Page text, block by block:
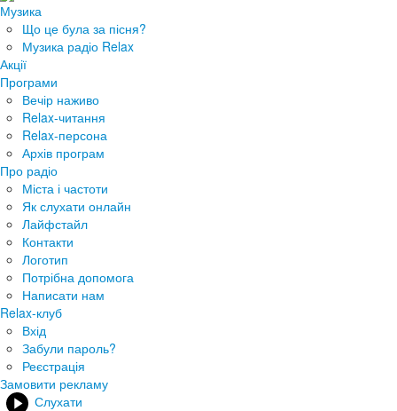
Музика
Що це була за пісня?
Музика радіо Relax
Акції
Програми
Вечір наживо
Relax-читання
Relax-персона
Архів програм
Про радіо
Міста і частоти
Як слухати онлайн
Лайфстайл
Контакти
Логотип
Потрібна допомога
Написати нам
Relax-клуб
Вхід
Забули пароль?
Реєстрація
Замовити рекламу
Слухати